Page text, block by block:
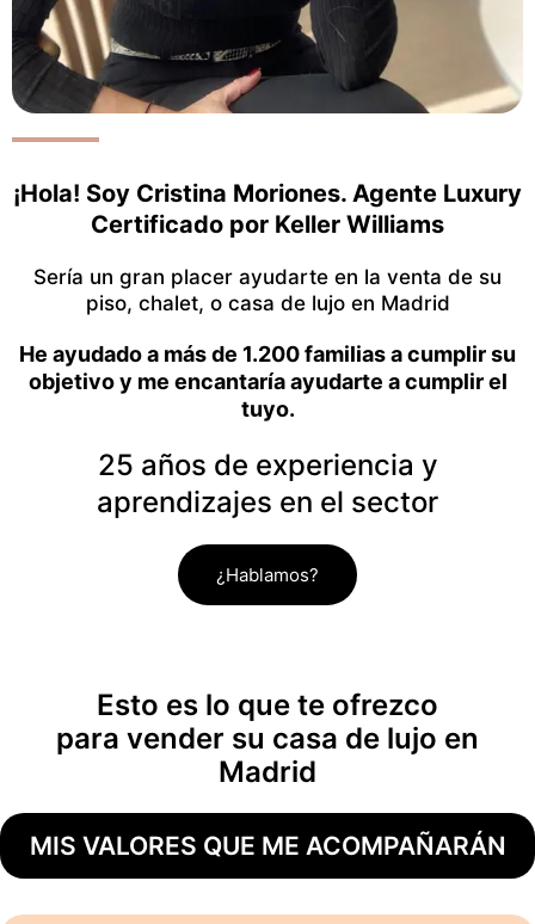
¡Hola! Soy Cristina Moriones. Agente Luxury
Certificado por Keller Williams
Sería un gran placer ayudarte en la venta de su
piso, chalet, o casa de lujo en Madrid
He ayudado a más de 1.200 familias a cumplir su
objetivo y me encantaría ayudarte a cumplir el
tuyo.
25 años de experiencia y
aprendizajes en el sector
¿Hablamos?
Esto es lo que te ofrezco
para vender su casa de lujo en
Madrid
MIS VALORES QUE ME ACOMPAÑARÁN